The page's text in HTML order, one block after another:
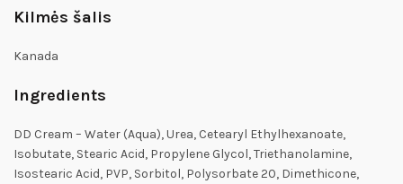
Kilmės šalis
Kanada
Ingredients
DD Cream – Water (Aqua), Urea, Cetearyl Ethylhexanoate,
Isobutate, Stearic Acid, Propylene Glycol, Triethanolamine,
Isostearic Acid, PVP, Sorbitol, Polysorbate 20, Dimethicone,